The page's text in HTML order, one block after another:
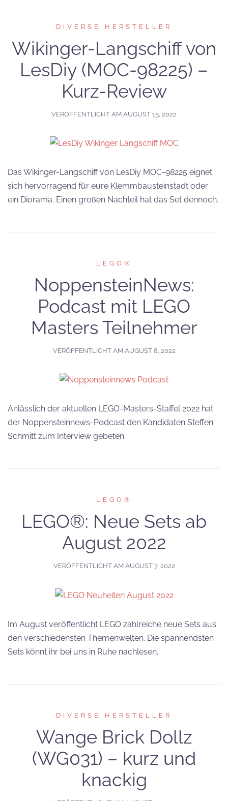
DIVERSE HERSTELLER
Wikinger-Langschiff von
LesDiy (MOC-98225) –
Kurz-Review
VERÖFFENTLICHT AM AUGUST 15, 2022
Das Wikinger-Langschiff von LesDiy MOC-98225 eignet
sich hervorragend für eure Klemmbausteinstadt oder
ein Diorama. Einen großen Nachteil hat das Set dennoch.
LEGO®
NoppensteinNews:
Podcast mit LEGO
Masters Teilnehmer
VERÖFFENTLICHT AM AUGUST 8, 2022
Anlässlich der aktuellen LEGO-Masters-Staffel 2022 hat
der Noppensteinnews-Podcast den Kandidaten Steffen
Schmitt zum Interview gebeten
LEGO®
LEGO®: Neue Sets ab
August 2022
VERÖFFENTLICHT AM AUGUST 7, 2022
Im August veröffentlicht LEGO zahlreiche neue Sets aus
den verschiedensten Themenwelten. Die spannendsten
Sets könnt ihr bei uns in Ruhe nachlesen.
DIVERSE HERSTELLER
Wange Brick Dollz
(WG031) – kurz und
knackig